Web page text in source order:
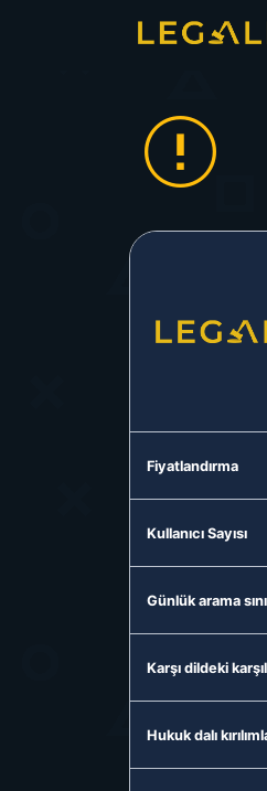
Fiyatlandırma
Kullanıcı Sayısı
Günlük arama
Karşı dildeki
Hukuk dalı